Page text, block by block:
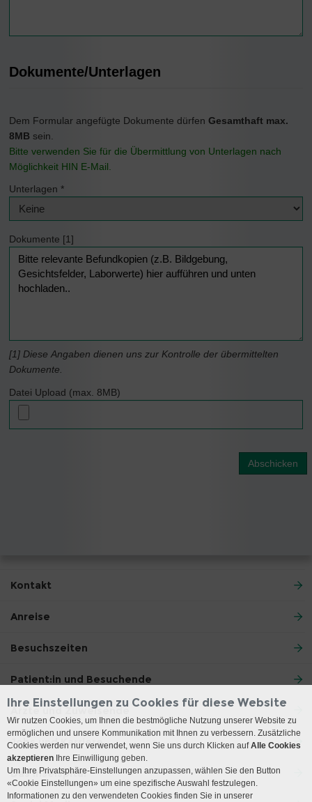
Dokumente/Unterlagen
Dem Formular angefügte Dokumente dürfen Gesamthaft max.
8MB sein.
Bitte verwenden Sie für die Übermittlung von Unterlagen nach
Möglichkeit HIN E-Mail.
Unterlagen *
Dokumente [1]
[1] Diese Angaben dienen uns zur Kontrolle der übermittelten
Dokumente.
Datei Upload (max. 8MB)
Abschicken
Kontakt
Anreise
Besuchszeiten
Patient:in und Besuchende
Ärzte und Zuweisende
Jobs und Karriere
Das Inselspital
Ihre Einstellungen zu Cookies für diese Website
Wir nutzen Cookies, um Ihnen die bestmögliche Nutzung unserer Website zu
ermöglichen und unsere Kommunikation mit Ihnen zu verbessern. Zusätzliche
Cookies werden nur verwendet, wenn Sie uns durch Klicken aufAlle Cookies
akzeptieren Ihre Einwilligung geben.
Um Ihre Privatsphäre-Einstellungen anzupassen, wählen Sie den Button
«Cookie Einstellungen» um eine spezifische Auswahl festzulegen.
Informationen zu den verwendeten Cookies finden Sie in unserer